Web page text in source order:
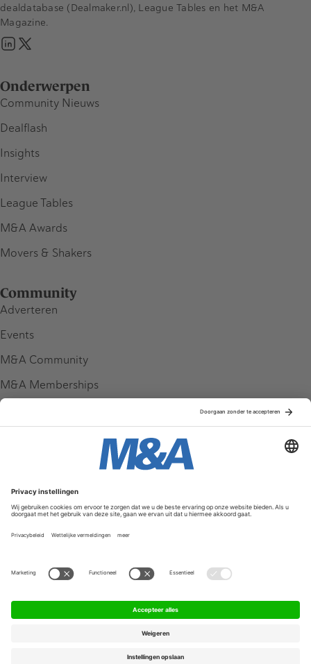
Onderwerpen
Community Nieuws
Dealflash
Insights
Interview
League Tables
M&A Awards
Movers & Shakers
Community
Adverteren
Events
M&A Community
M&A Memberships
Service & Contact
Contact
FAQ
Werken bij ons
Algemene Voorwaarden
dealdatabase (Dealmaker.nl), League Tables en het M&A
Magazine.